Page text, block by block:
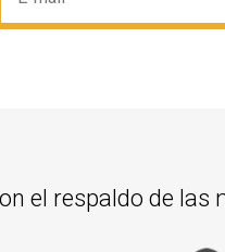
el respaldo de las